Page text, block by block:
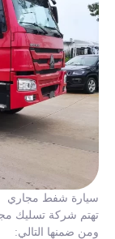
سيارة شفط مجاري
تهتم شركة تسليك
ومن ضمنها التالي: